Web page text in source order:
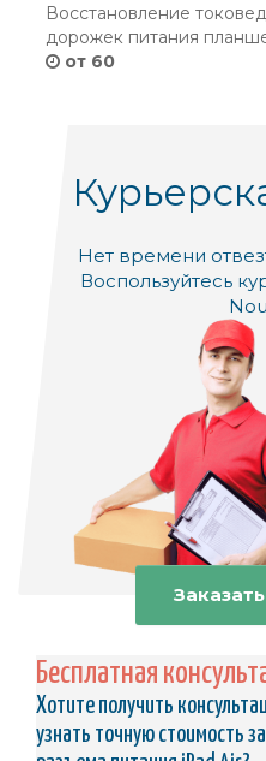
Восстановление
дорожек питания
от 60
Нет времени
Воспользуйтесь
Бесплатная
Хотите получить
узнать точную стоимость